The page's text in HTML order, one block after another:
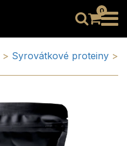
0
> Syrovátkové proteiny >